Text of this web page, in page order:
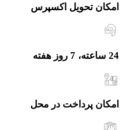
امکان تحویل اکسپرس
24 ساعته، 7 روز هفته
امکان پرداخت در محل